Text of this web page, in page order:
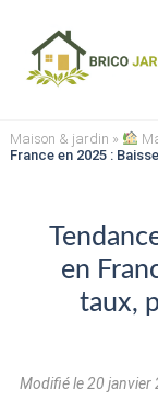
Maison & jardin »
France en 2025 :
en
taux,
Modifié le20 janvier